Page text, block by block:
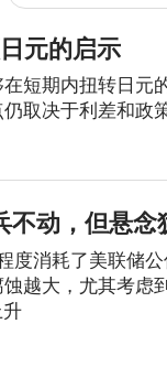
元的启示
短期内扭转日元
取决于利差和政
不动，但悬念
度消耗了美联储
越大，尤其考虑
升